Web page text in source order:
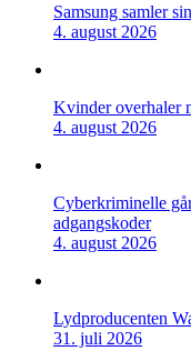
Samsung samler
4. august 2026
Kvinder overhaler
4. august 2026
Cyberkriminelle
adgangskoder
4. august 2026
Lydproducenten
31. juli 2026